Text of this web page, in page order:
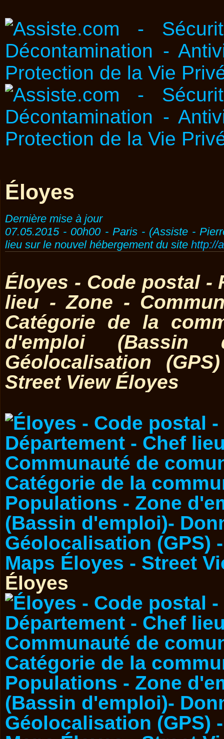
Éloyes
Dernière mise à jour
07.05.2015 - 00h00 - Paris - (Assiste -
lieu sur le nouvel hébergement du site http://
Éloyes - Code postal -
lieu - Zone -
Catégorie de la
d'emploi (Bassin
Géolocalisation
Street View Éloyes
Éloyes